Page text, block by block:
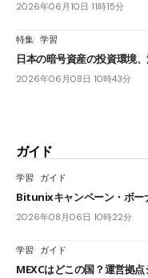
2026年06月10日 11時15分
特集 学習
日本の暗号資産の投資環境
2026年06月08日 10時43分
ガイド
学習 ガイド
Bitunixキャンペーン・ボー
2026年08月06日 10時22分
学習 ガイド
MEXCはどこの国？運営拠